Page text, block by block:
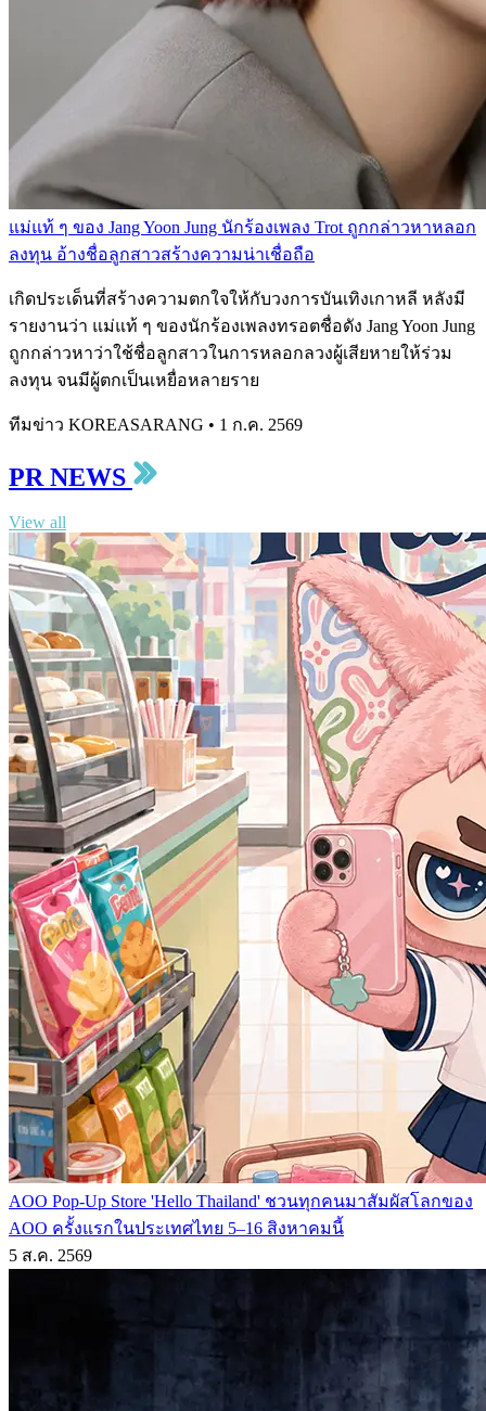
แม่แท้ ๆ ของ Jang Yoon Jung นักร้องเพลง Trot ถูกกล่าวหาหลอก
ลงทุน อ้างชื่อลูกสาวสร้างความน่าเชื่อถือ
เกิดประเด็นที่สร้างความตกใจให้กับวงการบันเทิงเกาหลี หลังมี
รายงานว่า แม่แท้ ๆ ของนักร้องเพลงทรอตชื่อดัง Jang Yoon Jung
ถูกกล่าวหาว่าใช้ชื่อลูกสาวในการหลอกลวงผู้เสียหายให้ร่วม
ลงทุน จนมีผู้ตกเป็นเหยื่อหลายราย
ทีมข่าว KOREASARANG • 1 ก.ค. 2569
PR NEWS
View all
AOO Pop-Up Store 'Hello Thailand' ชวนทุกคนมาสัมผัสโลกของ
AOO ครั้งแรกในประเทศไทย 5–16 สิงหาคมนี้
5 ส.ค. 2569